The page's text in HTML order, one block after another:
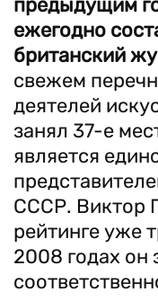
предыдущим
ежегодно
британский
свежем
деятелей
занял 37-е
является
СССР. Виктор
рейтинге уже
2008 годах он